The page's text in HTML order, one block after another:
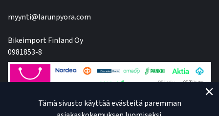
myynti@larunpyora.com
Bikeimport Finland Oy
0981853-8
Tämä sivusto käyttää evästeitä paremman